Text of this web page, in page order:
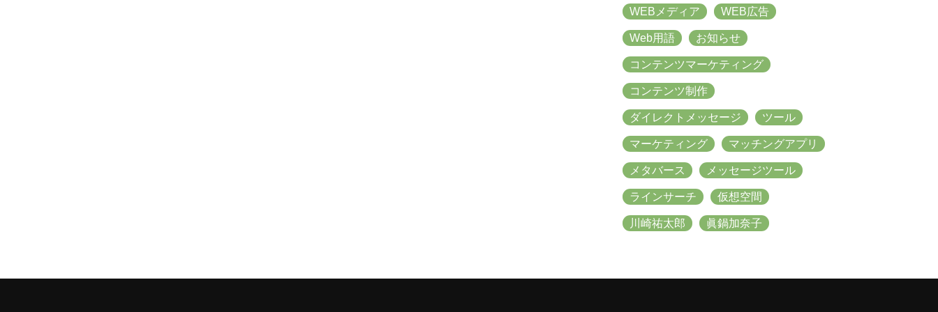
WEBメディア WEB広告
Web用語 お知らせ
コンテンツマーケティング
コンテンツ制作
ダイレクトメッセージ ツール
マーケティング マッチングアプリ
メタバース メッセージツール
ラインサーチ 仮想空間
川崎祐太郎 眞鍋加奈子